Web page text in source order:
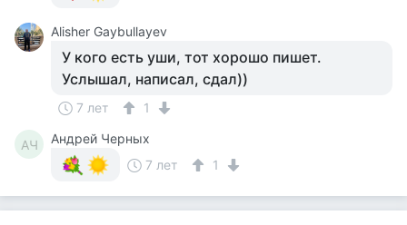
Alisher Gaybullayev
У кого есть уши, тот хорошо пишет.
Услышал, написал, сдал))
7 лет 1
АЧ
Андрей Черных
7 лет
1